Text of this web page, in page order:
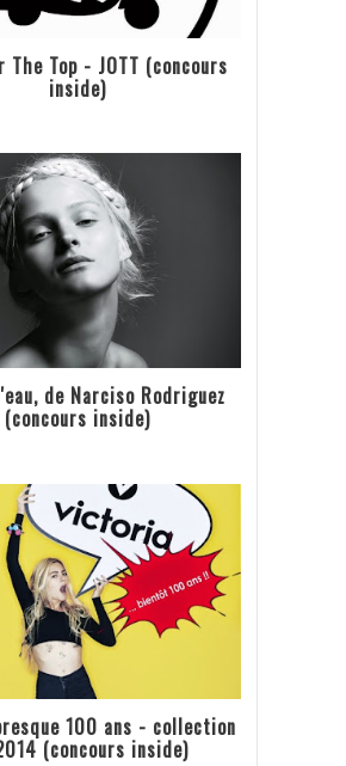
The Top - JOTT (concours
inside)
de Narciso Rodriguez
(concours inside)
100 ans - collection
(concours inside)